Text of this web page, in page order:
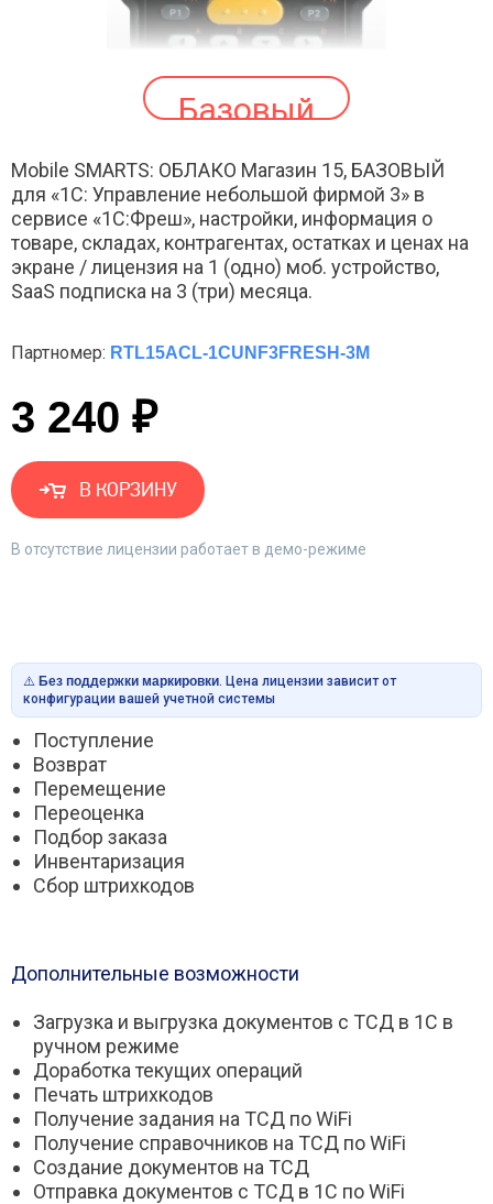
Базовый
Mobile SMARTS: ОБЛАКО Магазин 15, БАЗОВЫЙ
для «1С: Управление небольшой фирмой 3» в
сервисе «1С:Фреш», настройки, информация о
товаре, складах, контрагентах, остатках и ценах на
экране / лицензия на 1 (одно) моб. устройство,
SaaS подписка на 3 (три) месяца.
Партномер: RTL15ACL-1CUNF3FRESH-3M
3 240 ₽
В КОРЗИНУ
В отсутствие лицензии работает в демо-режиме
⚠️ Без поддержки маркировки. Цена лицензии зависит от
конфигурации вашей учетной системы
Поступление
Возврат
Перемещение
Переоценка
Подбор заказа
Инвентаризация
Сбор штрихкодов
Дополнительные возможности
Загрузка и выгрузка документов с ТСД в 1С в
ручном режиме
Доработка текущих операций
Печать штрихкодов
Получение задания на ТСД по WiFi
Получение справочников на ТСД по WiFi
Создание документов на ТСД
Отправка документов с ТСД в 1С по WiFi